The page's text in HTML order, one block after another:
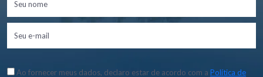
Ao fornecer meus dados, declaro estar de acordo com a Política de